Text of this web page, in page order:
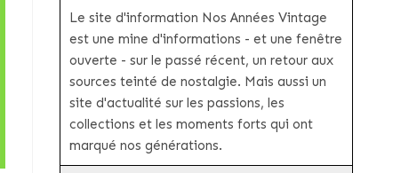
Le site d'information Nos Années Vintage
est une mine d'informations - et une fenêtre
ouverte - sur le passé récent, un retour aux
sources teinté de nostalgie. Mais aussi un
site d'actualité sur les passions, les
collections et les moments forts qui ont
marqué nos générations.